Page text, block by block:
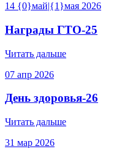
14 {0}май|{1}мая 2026
Награды ГТО-25
Читать дальше
07 апр 2026
День здоровья-26
Читать дальше
31 мар 2026